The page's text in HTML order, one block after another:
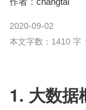
2020-09-02
本文字数：1410 字
1. 大数据